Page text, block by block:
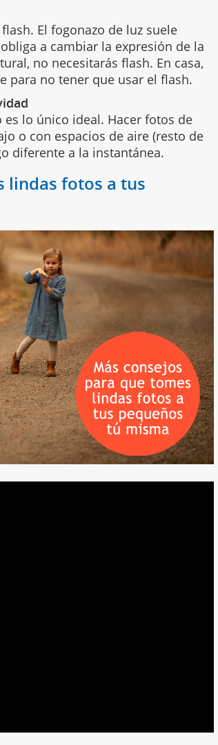
El fogonazo de luz suele
a cambiar la expresión de la
no necesitarás flash. En casa,
para no tener que usar el flash.
lo único ideal. Hacer fotos de
o con espacios de aire (resto de
diferente a la instantánea.
lindas fotos a tus